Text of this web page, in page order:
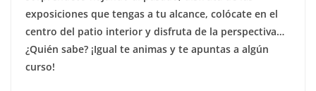
exposiciones que tengas a tu alcance, colócate en el
centro del patio interior y disfruta de la perspectiva…
¿Quién sabe? ¡Igual te animas y te apuntas a algún
curso!